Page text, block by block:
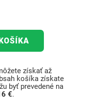
získať až
košíka získate
byť prevedené na
€.